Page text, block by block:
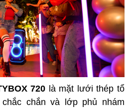
720 là mặt lưới thép tổ
chắn và lớp phủ nhám